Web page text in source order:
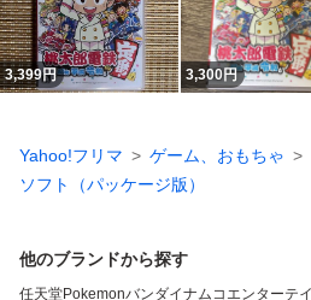
3,399円 3,300円
Yahoo!フリマ ゲーム、おもちゃ
ソフト（パッケージ版）
他のブランドから探す
任天堂Pokemonバンダイナムコエンターテ